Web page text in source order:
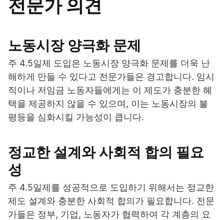
전문가 의견
노동시장 양극화 문제
주 4.5일제 도입은 노동시장 양극화 문제를 더욱 난
해하게 만들 수 있다고 전문가들은 경고합니다. 임시
직이나 저임금 노동자들에게는 이 제도가 충분한 혜
택을 제공하지 않을 수 있으며, 이는 노동시장의 불
평등을 심화시킬 가능성이 큽니다.
정교한 설계와 사회적 합의 필요
성
주 4.5일제를 성공적으로 도입하기 위해서는 정교한
제도 설계와 충분한 사회적 합의가 필요합니다. 전문
가들은 정부, 기업, 노동자가 협력하여 각 계층의 요